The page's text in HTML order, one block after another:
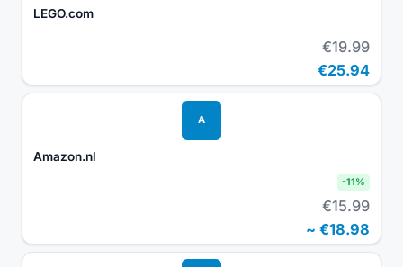
LEGO.com
€19.99
€25.94
A
Amazon.nl
-11%
€15.99
~ €18.98